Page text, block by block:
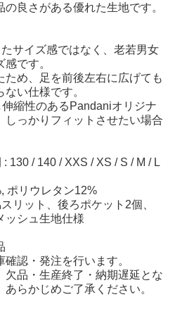
良さがある優れた生地です。
サイズ感ではなく、老若男女
です。
め、足を前後左右に広げても
い仕様です。
縮性のあるPandaniオリジナ
しっかりフィットさせたい場合
130 / 140 / XXS / XS / S / M / L
ポリウレタン12%
リット、後ろポケット2個、
ュ生地仕様
認・発注を行います。
欠品・生産終了・納期遅延とな
らかじめご了承ください。